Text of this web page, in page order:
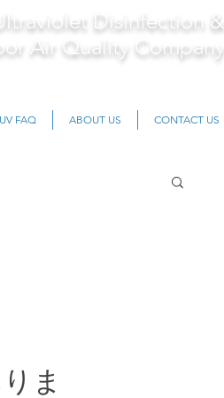
Disinfection &
Air Quality Company
UV FAQ ABOUT US CONTACT US
ま